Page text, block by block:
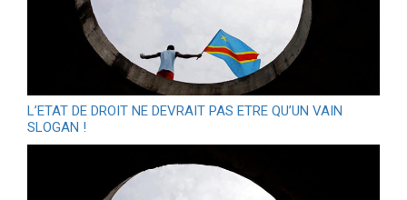
L’ETAT DE DROIT NE DEVRAIT PAS ETRE QU’UN VAIN
SLOGAN !